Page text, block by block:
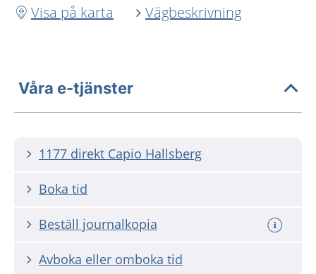
Visa på karta
Vägbeskrivning
Våra e-tjänster
1177 direkt Capio Hallsberg
Boka tid
Beställ journalkopia
Avboka eller omboka tid